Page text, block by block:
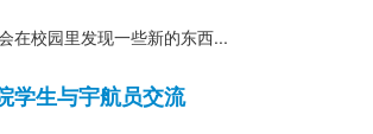
在校园里发现一些新的东西...
学生与宇航员交流